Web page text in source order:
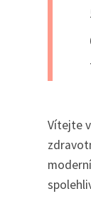
Vítejte